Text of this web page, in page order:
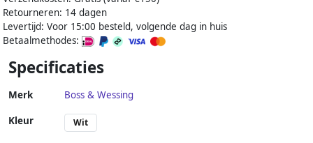
Retourneren: 14 dagen
Levertijd: Voor 15:00 besteld, volgende dag in huis
Betaalmethodes:
Specificaties
Merk Boss & Wessing
Kleur Wit